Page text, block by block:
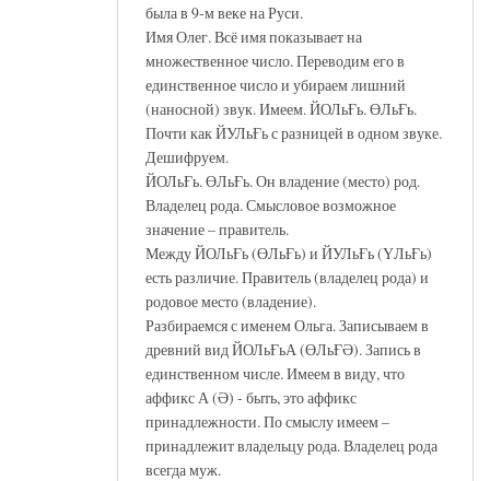
была в 9-м веке на Руси.
Имя Олег. Всё имя показывает на
множественное число. Переводим его в
единственное число и убираем лишний
(наносной) звук. Имеем. ЙОЛьҒь. ӨЛьҒь.
Почти как ЙУЛьҒь с разницей в одном звуке.
Дешифруем.
ЙОЛьҒь. ӨЛьҒь. Он владение (место) род.
Владелец рода. Смысловое возможное
значение – правитель.
Между ЙОЛьҒь (ӨЛьҒь) и ЙУЛьҒь (ҮЛьҒь)
есть различие. Правитель (владелец рода) и
родовое место (владение).
Разбираемся с именем Ольга. Записываем в
древний вид ЙОЛьҒьА (ӨЛьҒӘ). Запись в
единственном числе. Имеем в виду, что
аффикс А (Ә) - быть, это аффикс
принадлежности. По смыслу имеем –
принадлежит владельцу рода. Владелец рода
всегда муж.